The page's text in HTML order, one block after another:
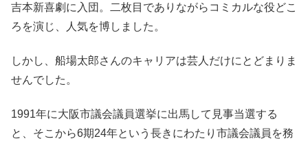
吉本新喜劇に入団。二枚目でありながらコミカルな役どこ
ろを演じ、人気を博しました。
しかし、船場太郎さんのキャリアは芸人だけにとどまりま
せんでした。
1991年に大阪市議会議員選挙に出馬して見事当選する
と、そこから6期24年という長きにわたり市議会議員を務